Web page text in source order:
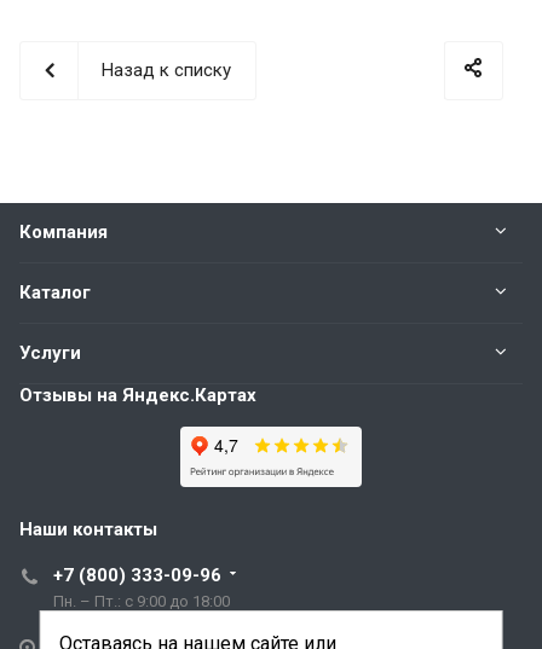
Назад к списку
Компания
Каталог
Услуги
Отзывы на Яндекс.Картах
Наши контакты
+7 (800) 333-09-96
Пн. – Пт.: с 9:00 до 18:00
Оставаясь на нашем сайте или